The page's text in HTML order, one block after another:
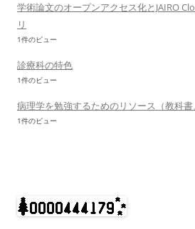
学術論文のオープンアクセス化とJAIRO
リ
1件のビュー
診療科の特色
1件のビュー
病理学を勉強するためのリソース（教科書
1件のビュー